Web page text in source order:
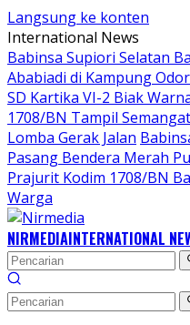
Langsung ke konten
International News
Babinsa Supiori Selatan
Ababiadi di Kampung
SD Kartika VI-2 Biak
1708/BN Tampil
Lomba Gerak Jalan
Pasang Bendera Merah
Prajurit Kodim 1708/BN
Warga
NIRMEDIAINTERNATIONAL